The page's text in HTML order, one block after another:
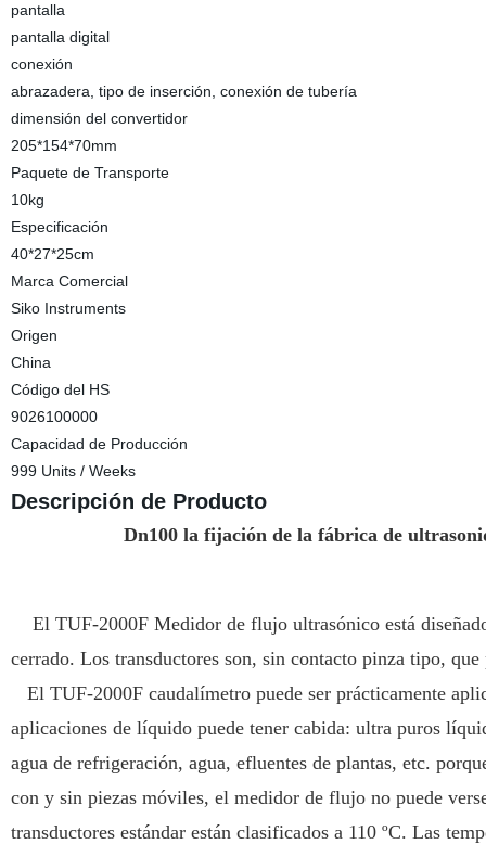
pantalla
pantalla digital
conexión
abrazadera, tipo de inserción, conexión de tubería
dimensión del convertidor
205*154*70mm
Paquete de Transporte
10kg
Especificación
40*27*25cm
Marca Comercial
Siko Instruments
Origen
China
Código del HS
9026100000
Capacidad de Producción
999 Units / Weeks
Descripción de Producto
Dn100 la fijación de la fábrica de
El TUF-2000F Medidor de flujo ultrasónico está
cerrado. Los transductores son, sin contacto pinza tipo,
El TUF-2000F caudalímetro puede ser prácticamente
aplicaciones de líquido puede tener cabida: ultra puros
agua de refrigeración, agua, efluentes de plantas, etc.
con y sin piezas móviles, el medidor de flujo no puede
transductores estándar están clasificados a 110 ºC. Las